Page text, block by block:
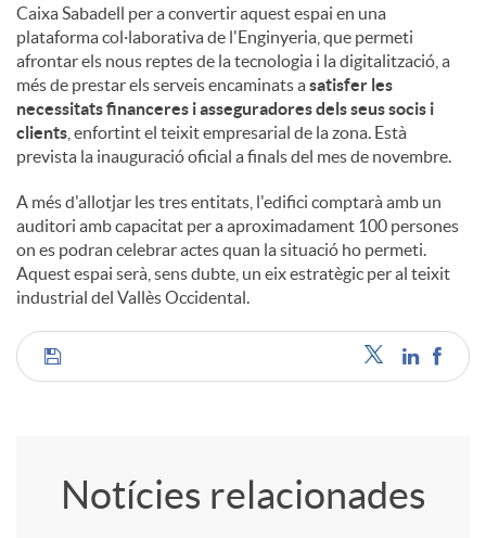
Caixa Sabadell per a convertir aquest espai en una
plataforma col·laborativa de l'Enginyeria, que permeti
afrontar els nous reptes de la tecnologia i la digitalització, a
més de prestar els serveis encaminats asatisfer les
necessitats financeres i asseguradores dels seus socis i
clients , enfortint el teixit empresarial de la zona. Està
prevista la inauguració oficial a finals del mes de novembre.
A més d'allotjar les tres entitats, l'edifici comptarà amb un
auditori amb capacitat per a aproximadament 100 persones
on es podran celebrar actes quan la situació ho permeti.
Aquest espai serà, sens dubte, un eix estratègic per al teixit
industrial del Vallès Occidental.
C
Notícies relacionades